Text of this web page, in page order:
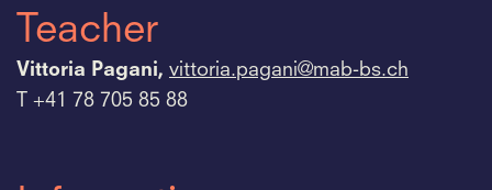
Teacher
Vittoria Pagani, vittoria.pagani@mab-bs.ch
T +41 78 705 85 88